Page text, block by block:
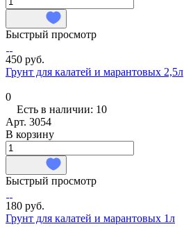
Быстрый просмотр
450 руб.
Грунт для калатей и марантовых 2,5л
0
Есть в наличии: 10
Арт. 3054
В корзину
Быстрый просмотр
180 руб.
Грунт для калатей и марантовых 1л